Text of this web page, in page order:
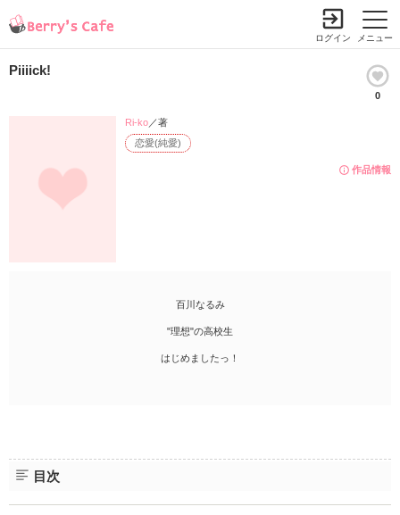
メニュー
ログイン
Piiiick!
0
作品情報
恋愛(純愛)
Ri-ko／著
百川なるみ
"理想"の高校生
はじめましたっ！
目次